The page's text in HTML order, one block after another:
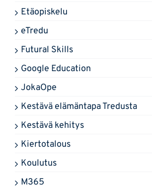
Etäopiskelu
eTredu
Futural Skills
Google Education
JokaOpe
Kestävä elämäntapa Tredusta
Kestävä kehitys
Kiertotalous
Koulutus
M365